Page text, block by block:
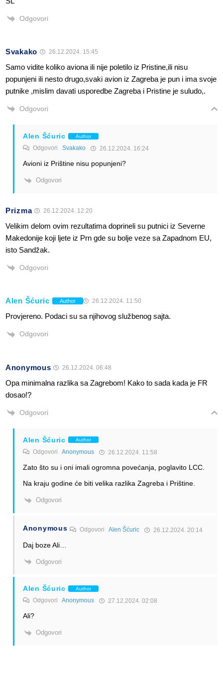
Odgovori
Svakako 26.12.2024. 15:45
Samo vidite koliko aviona ili nije poletilo iz Pristine,ili nisu
popunjeni ili nesto drugo,svaki avion iz Zagreba je pun i ima svoje
putnike ,mislim davati usporedbe Zagreba i Pristine je suludo,.
Odgovori
Alen Šćuric Author
Odgovori Svakako 26.12.2024. 16:24
Avioni iz Prištine nisu popunjeni?
Odgovori
Prizma 26.12.2024. 12:20
Velikim delom ovim rezultatima doprineli su putnici iz Severne
Makedonije koji ljete iz Prn gde su bolje veze sa Zapadnom EU,
isto Sandžak.
Odgovori
Alen Šćuric Author 26.12.2024. 11:50
Provjereno. Podaci su sa njihovog službenog sajta.
Odgovori
Anonymous 26.12.2024. 06:48
Opa minimalna razlika sa Zagrebom! Kako to sada kada je FR
dosao!?
Odgovori
Alen Šćuric Author
Odgovori Anonymous 26.12.2024. 11:58
Zato što su i oni imali ogromna povećanja, poglavito LCC.
Na kraju godine će biti velika razlika Zagreba i Prištine.
Odgovori
Anonymous OdgovoriAlen Šćuric 26.12.2024. 20:14
Daj boze Ali…
Odgovori
Alen Šćuric Author
Odgovori Anonymous 27.12.2024. 02:08
Ali?
Odgovori